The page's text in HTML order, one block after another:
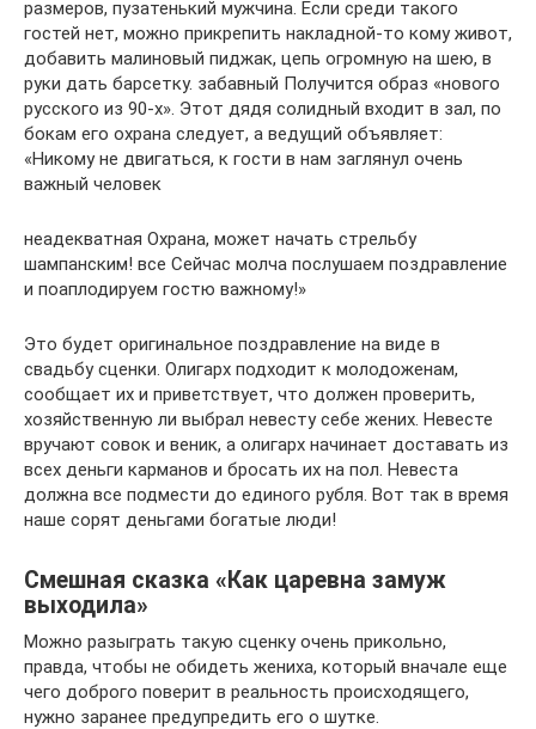
размеров, пузатенький мужчина. Если среди такого
гостей нет, можно прикрепить накладной-то кому живот,
добавить малиновый пиджак, цепь огромную на шею, в
руки дать барсетку. забавный Получится образ «нового
русского из 90-х». Этот дядя солидный входит в зал, по
бокам его охрана следует, а ведущий объявляет:
«Никому не двигаться, к гости в нам заглянул очень
важный человек
неадекватная Охрана, может начать стрельбу
шампанским! все Сейчас молча послушаем поздравление
и поаплодируем гостю важному!»
Это будет оригинальное поздравление на виде в
свадьбу сценки. Олигарх подходит к молодоженам,
сообщает их и приветствует, что должен проверить,
хозяйственную ли выбрал невесту себе жених. Невесте
вручают совок и веник, а олигарх начинает доставать из
всех деньги карманов и бросать их на пол. Невеста
должна все подмести до единого рубля. Вот так в время
наше сорят деньгами богатые люди!
Смешная сказка «Как царевна замуж
выходила»
Можно разыграть такую сценку очень прикольно,
правда, чтобы не обидеть жениха, который вначале еще
чего доброго поверит в реальность происходящего,
нужно заранее предупредить его о шутке.